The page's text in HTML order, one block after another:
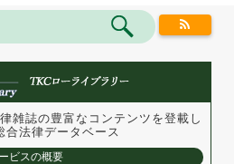
雑誌の豊富なコンテンツを登載し
合法律データベース
ビスの概要